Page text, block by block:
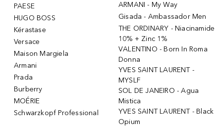
PAESE
HUGO BOSS
Kérastase
Versace
Maison Margiela
Armani
Prada
Burberry
MOÉRIE
Schwarzkopf Professional
ARMANI - My Way
Gisada - Ambassador Men
THE ORDINARY - Niacinamide
10% + Zinc 1%
VALENTINO - Born In Roma
Donna
YVES SAINT LAURENT -
MYSLF
SOL DE JANEIRO - Agua
Mistica
YVES SAINT LAURENT - Black
Opium